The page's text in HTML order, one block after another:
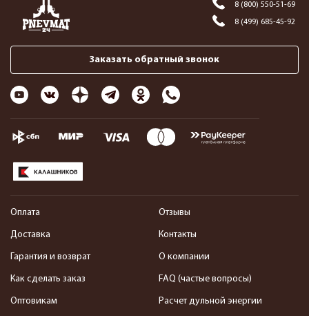
8 (800) 550-51-69
8 (499) 685-45-92
Заказать обратный звонок
Оплата
Доставка
Гарантия и возврат
Как сделать заказ
Оптовикам
Отзывы
Контакты
О компании
FAQ (частые вопросы)
Расчет дульной энергии